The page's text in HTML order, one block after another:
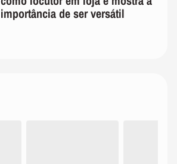
importância de ser versátil